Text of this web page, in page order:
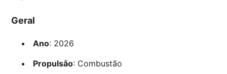
Geral
Ano: 2026
Propulsão: Combustão